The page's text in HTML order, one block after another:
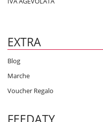
EXTRA
Blog
Marche
Voucher Regalo